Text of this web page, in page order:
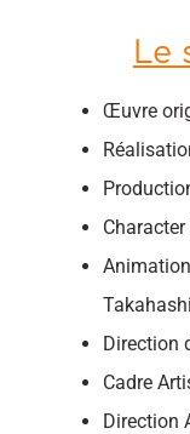
Le
Œuvre
Takahashi
Direction
Cadre
Direction